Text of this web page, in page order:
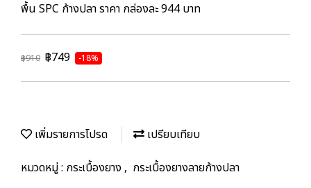
พื้น SPC ก้างปลา ราคา กล่องละ 944 บาท
฿910 ฿749 -18%
เพิ่มรายการโปรด
เปรียบเทียบ
หมวดหมู่ : กระเบื้องยาง, กระเบื้องยางลายก้างปลา